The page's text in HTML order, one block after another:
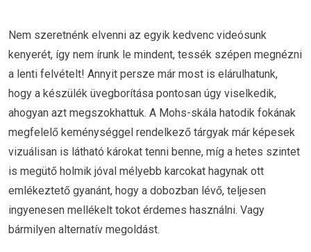
Nem szeretnénk elvenni az egyik kedvenc videósunk
kenyerét, így nem írunk le mindent, tessék szépen megnézni
a lenti felvételt! Annyit persze már most is elárulhatunk,
hogy a készülék üvegborítása pontosan úgy viselkedik,
ahogyan azt megszokhattuk. A Mohs-skála hatodik fokának
megfelelő keménységgel rendelkező tárgyak már képesek
vizuálisan is látható károkat tenni benne, míg a hetes szintet
is megütő holmik jóval mélyebb karcokat hagynak ott
emlékeztető gyanánt, hogy a dobozban lévő, teljesen
ingyenesen mellékelt tokot érdemes használni. Vagy
bármilyen alternatív megoldást.